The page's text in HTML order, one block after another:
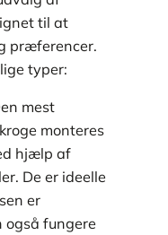
til at
præferencer.
typer:
mest
monteres
hjælp af
De er ideelle
er
også fungere